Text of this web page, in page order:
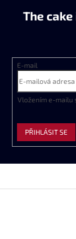
The
E-mail
Vložením e-mailu
PŘIHLÁSIT SE